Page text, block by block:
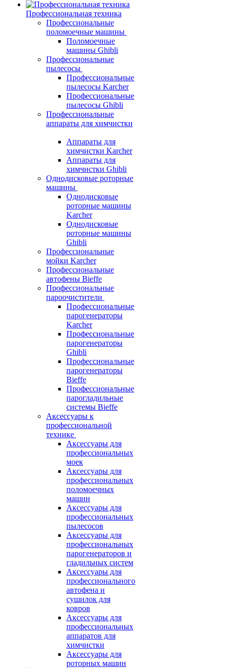
Профессиональная техника
Профессиональные
поломоечные машины
Поломоечные
машины Ghibli
Профессиональные
пылесосы
Профессиональные
пылесосы Karcher
Профессиональные
пылесосы Ghibli
Профессиональные
аппараты для химчистки
Аппараты для
химчистки Karcher
Аппараты для
химчистки Ghibli
Однодисковые роторные
машины
Однодисковые
роторные машины
Karcher
Однодисковые
роторные машины
Ghibli
Профессиональные
мойки Karcher
Профессиональные
автофены Bieffe
Профессиональные
пароочистители
Профессиональные
парогенераторы
Karcher
Профессиональные
парогенераторы
Ghibli
Профессиональные
парогенераторы
Bieffe
Профессиональные
парогладильные
системы Bieffe
Аксессуары к
профессиональной
технике
Аксессуары для
профессиональных
моек
Аксессуары для
профессиональных
поломоечных
машин
Аксессуары для
профессиональных
пылесосов
Аксессуары для
профессиональных
парогенераторов и
гладильных систем
Аксессуары для
профессионального
автофена и
сушилок для
ковров
Аксессуары для
профессиональных
аппаратов для
химчистки
Аксессуары для
роторных машин